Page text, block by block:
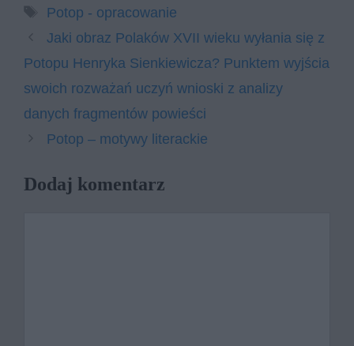
Tagi
Potop - opracowanie
Jaki obraz Polaków XVII wieku wyłania się z
Potopu Henryka Sienkiewicza? Punktem wyjścia
swoich rozważań uczyń wnioski z analizy
danych fragmentów powieści
Potop – motywy literackie
Dodaj komentarz